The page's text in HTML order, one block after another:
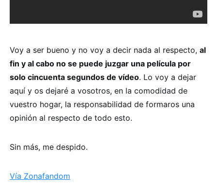
Voy a ser bueno y no voy a decir nada al respecto, al
fin y al cabo no se puede juzgar una película por
solo cincuenta segundos de vídeo. Lo voy a dejar
aquí y os dejaré a vosotros, en la comodidad de
vuestro hogar, la responsabilidad de formaros una
opinión al respecto de todo esto.
Sin más, me despido.
Vía Zonafandom